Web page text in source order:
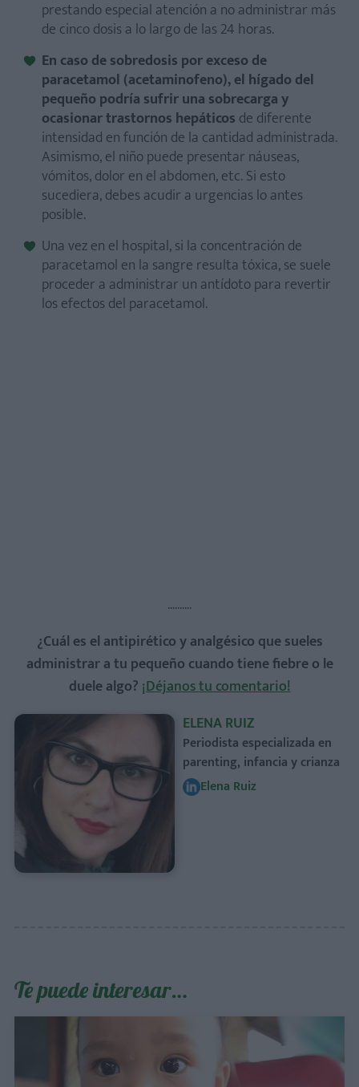
prestando especial atención a no administrar más
de cinco dosis a lo largo de las 24 horas.
En caso de sobredosis por exceso de
paracetamol (acetaminofeno), el hígado del
pequeño podría sufrir una sobrecarga y
ocasionar trastornos hepáticos de diferente
intensidad en función de la cantidad administrada.
Asimismo, el niño puede presentar náuseas,
vómitos, dolor en el abdomen, etc. Si esto
sucediera, debes acudir a urgencias lo antes
posible.
Una vez en el hospital, si la concentración de
paracetamol en la sangre resulta tóxica, se suele
proceder a administrar un antídoto para revertir
los efectos del paracetamol.
..........
¿Cuál es el antipirético y analgésico que sueles
administrar a tu pequeño cuando tiene fiebre o le
duele algo? ¡Déjanos tu comentario!
ELENA RUIZ
Periodista especializada en
parenting, infancia y crianza
Elena Ruiz
Te puede interesar…